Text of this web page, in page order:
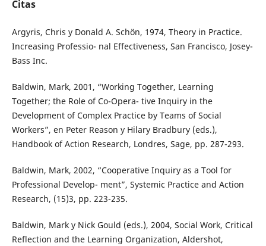
Citas
Argyris, Chris y Donald A. Schön, 1974, Theory in Practice.
Increasing Professio- nal Effectiveness, San Francisco, Josey-
Bass Inc.
Baldwin, Mark, 2001, “Working Together, Learning
Together; the Role of Co-Opera- tive Inquiry in the
Development of Complex Practice by Teams of Social
Workers”, en Peter Reason y Hilary Bradbury (eds.),
Handbook of Action Research, Londres, Sage, pp. 287-293.
Baldwin, Mark, 2002, “Cooperative Inquiry as a Tool for
Professional Develop- ment”, Systemic Practice and Action
Research, (15)3, pp. 223-235.
Baldwin, Mark y Nick Gould (eds.), 2004, Social Work, Critical
Reflection and the Learning Organization, Aldershot,